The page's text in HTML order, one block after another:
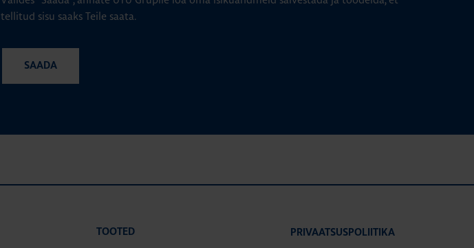
tellitud sisu saaks Teile saata.
TOOTED PRIVAATSUSPOLIITIKA